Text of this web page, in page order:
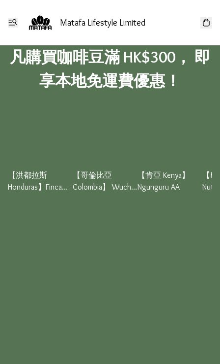
Matafa Lifestyle Limited
凡購買咖啡豆滿 HK$300， 即
享本地免運費優惠！
【洪都拉斯
Honduras】Finca
【哥倫比亞
Colombia】 Wuchii
【肯亞 Kenya】
Ngunguru AA
【
Nuty